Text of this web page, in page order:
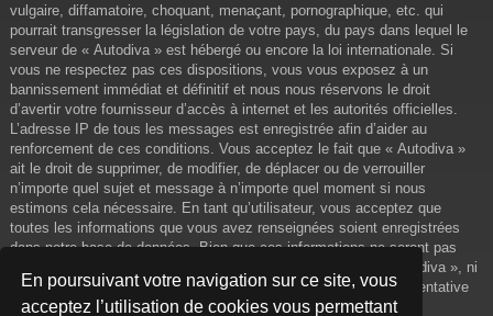
En poursuivant votre navigation sur ce site, vous
acceptez l’utilisation de cookies vous permettant
vulgaire, diffamatoire, choquant, menaçant, pornographique, etc. qui
pourrait transgresser la législation de votre pays, du pays dans lequel le
serveur de « Autodiva » est hébergé ou encore la loi internationale. Si
vous ne respectez pas ces dispositions, vous vous exposez à un
bannissement immédiat et définitif et nous nous réservons le droit
d’avertir votre fournisseur d’accès à internet et les autorités officielles.
L’adresse IP de tous les messages est enregistrée afin d’aider au
renforcement de ces conditions. Vous acceptez le fait que « Autodiva »
ait le droit de supprimer, de modifier, de déplacer ou de verrouiller
n’importe quel sujet et message à n’importe quel moment si nous
estimons cela nécessaire. En tant qu’utilisateur, vous acceptez que
toutes les informations que vous avez renseignées soient enregistrées
dans notre base de données. Bien que ces informations ne seront pas
diffusées à une tierce partie sans votre consentement, ni « Autodiva », ni
phpBB, ne pourront être tenus comme responsables en cas de tentative
de piratage informatique visant à compromettre vos données.